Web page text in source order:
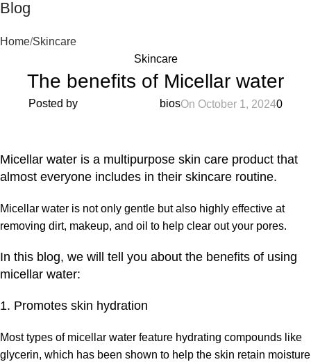
Blog
Home Skincare
Skincare
The benefits of Micellar water
Posted by biosOn October 1, 20240
Micellar water is a multipurpose skin care product that
almost everyone includes in their skincare routine.
Micellar water is not only gentle but also highly effective at
removing dirt, makeup, and oil to help clear out your pores.
In this blog, we will tell you about the benefits of using
micellar water:
1. Promotes skin hydration
Most types of micellar water feature hydrating compounds like
glycerin, which has been shown to help the skin retain moisture